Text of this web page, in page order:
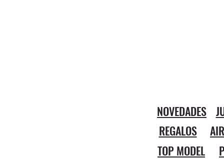
NOVEDADES
REGALOS
TOP MODEL